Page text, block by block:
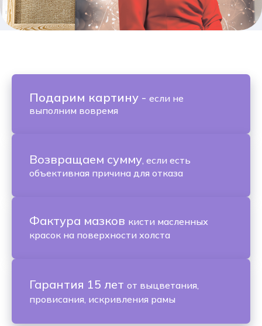
Подарим картину - если не
выполним вовремя
Возвращаем сумму, если есть
объективная причина для отказа
Фактура мазков кисти масленных
красок на поверхности холста
Гарантия 15 лет от выцветания,
провисания, искривления рамы